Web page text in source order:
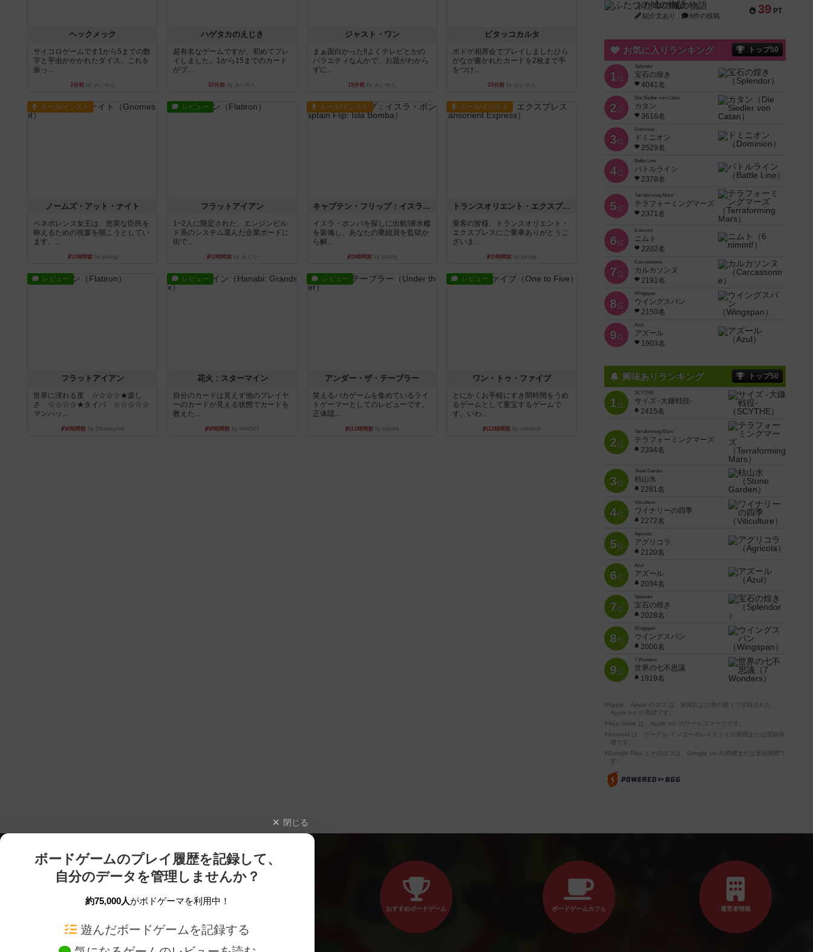
ヘックメック
サイコロゲームです1から5までの数
字と芋虫がかかれたダイス。これを
振っ...
2分前by みいやん
ハゲタカのえじき
超有名なゲームですが、初めてプレ
イしました。1から15までのカード
がプ...
10分前 by みいやん
ジャスト・ワン
まぁ面白かった‼️よくテレビとかの
バラエティなんかで、お題がわから
ずに...
15分前 by みいやん
ピタッコカルタ
ボドゲ相席会でプレイしましたひら
がなが書かれたカードを2枚まで手
をつけ...
23分前 by みいやん
ルール/インスト
ノームズ・アット・ナイト
ベネボレンス女王は、忠実な臣民を
称えるための祝宴を開こうとしてい
ます。...
約1時間前 by jurong
レビュー
フラットアイアン
1~2人に限定された、エンジンビル
ド系のシステム選んだ企業ボードに
街で...
約2時間前 by あくり
ルール/インスト
キャプテン・フリップ：イスラ・ボンバ
イスラ・ボンバを探しに出航!潜水艦
を装備し、あなたの乗組員を監獄か
ら解...
約5時間前 by jurong
ルール/インスト
トランスオリエント・エクスプレス
乗客の皆様、トランスオリエント・
エクスプレスにご乗車ありがとうご
ざいま...
約5時間前 by jurong
レビュー
フラットアイアン
世界に浸れる度 ☆☆☆☆★楽し
さ ☆☆☆☆★タイパ ☆☆☆☆☆
マンハッ...
約6時間前by DKnewyork
レビュー
花火：スターマイン
自分のカードは見えず他のプレイヤ
ーのカードが見える状態でカードを
教えた...
約8時間前 by mob567
レビュー
アンダー・ザ・テーブラー
笑えるバカゲームを集めているライ
トゲーマーとしてのレビューです。
正体隠...
約11時間前 by toyota
レビュー
ワン・トゥ・ファイブ
とにかくお手軽にすき間時間をうめ
るゲームとして重宝するゲームで
す。いわ...
約12時間前by nabekoh
39 PT
ふたつの城の物語
紹介文あり 6件の投稿
お気に入りランキング トップ50
1位
Splendor
宝石の煌き
4041名
2位
Die Siedler von Catan
カタン
3616名
3位
Dominion
ドミニオン
2529名
4位
Battle Line
バトルライン
2378名
5位
Terraforming Mars
テラフォーミングマーズ
2371名
6位
6 nimmt!
ニムト
2202名
7位
Carcassonne
カルカソンヌ
2191名
8位
Wingspan
ウイングスパン
2150名
9位
Azul
アズール
1903名
興味ありランキング トップ50
1位
SCYTHE
サイズ -大鎌戦役-
2415名
2位
Terraforming Mars
テラフォーミングマーズ
2394名
3位
Stone Garden
枯山水
2281名
4位
Viticulture
ワイナリーの四季
2272名
5位
Agricola
アグリコラ
2120名
6位
Azul
アズール
2034名
7位
Splendor
宝石の煌き
2028名
8位
Wingspan
ウイングスパン
2006名
9位
7 Wonders
世界の七不思議
1919名
※Apple、Apple のロゴ は、米国および他の国々で登録された
Apple Inc.の商標です。
※App Store は、Apple Inc.のサービスマークです。
※Android は、グーグル インコーポレイテッドの商標または登録商
標です。
※Google Play とそのロゴは、Google Inc.の商標または登録商標で
す。
閉じる
ボードゲームのプレイ履歴を記録して、
自分のデータを管理しませんか？
約75,000人がボドゲーマを利用中！
遊んだボードゲームを記録する
おすすめボードゲーム ボードゲームカフェ 運営者情報